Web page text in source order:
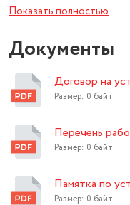
Минимальный уровень
Wi-Fi
Класс энергопотребления
Тип внутреннего блока
Цвет товара
Предварительный фильтр
Показать полностью
Документы
Договор на
Размер: 0 байт
Перечень
Размер: 0 байт
Памятка по
Размер: 0 байт